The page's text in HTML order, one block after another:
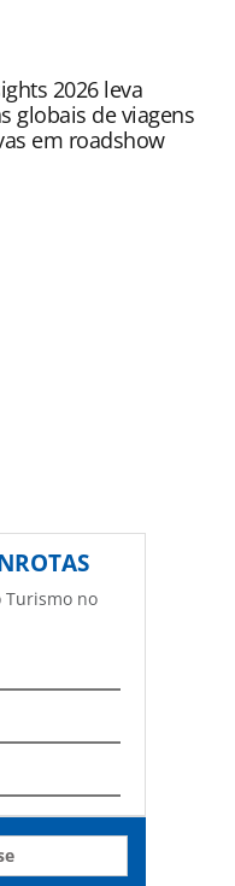
parques-
detalhes-da-area-san-
ou as ferramentas
produzido pela
legislação brasileira
o conteúdo sem
2026 leva
globais de viagens
em roadshow
Turismo no